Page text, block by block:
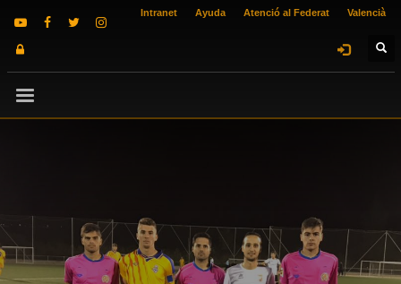
Intranet Ayuda Atenció al Federat Valencià